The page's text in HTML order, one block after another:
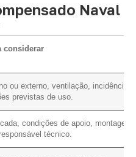
Naval
considerar
ou externo, ventilação, incidência
previstas de uso.
condições de apoio, montagem
técnico.